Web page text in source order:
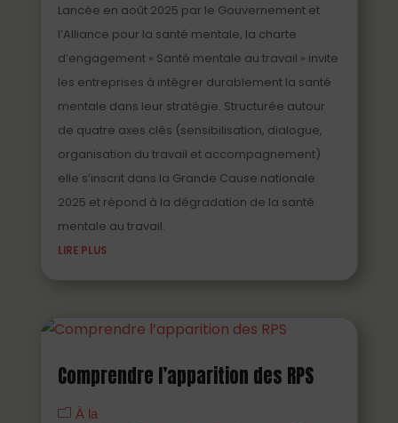
Lancée en août 2025 par le Gouvernement et
l’Alliance pour la santé mentale, la charte
d’engagement « Santé mentale au travail » invite
les entreprises à intégrer durablement la santé
mentale dans leur stratégie. Structurée autour
de quatre axes clés (sensibilisation, dialogue,
organisation du travail et accompagnement)
elle s’inscrit dans la Grande Cause nationale
2025 et répond à la dégradation de la santé
mentale au travail.
LIRE PLUS
Comprendre l’apparition des RPS
À la